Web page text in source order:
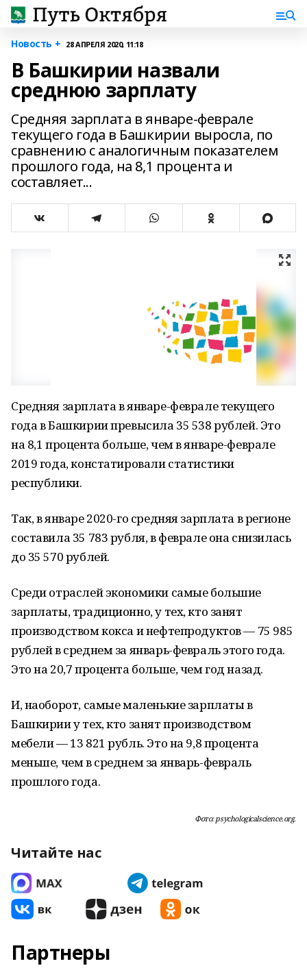
Новость + 28 АПРЕЛЯ 2020, 11:18
В Башкирии назвали
среднюю зарплату
Средняя зарплата в январе-феврале
текущего года в Башкирии выросла, по
сравнению с аналогичным показателем
прошлого года, на 8,1 процента и
составляет...
Средняя зарплата в январе-феврале текущего
года в Башкирии превысила 35 538 рублей. Это
на 8,1 процента больше, чем в январе-феврале
2019 года, констатировали статистики
республики.
Так, в январе 2020-го средняя зарплата в регионе
составила 35 783 рубля, в феврале она снизилась
до 35 570 рублей.
Среди отраслей экономики самые большие
зарплаты, традиционно, у тех, кто занят
производством кокса и нефтепродуктов — 75 985
рублей в среднем за январь-февраль этого года.
Это на 20,7 процента больше, чем год назад.
И, наоборот, самые маленькие зарплаты в
Башкирии у тех, кто занят производством
мебели — 13 821 рубль. Это на 9,8 процента
меньше, чем в среднем за январь-февраль
прошлого года.
Фото: psychologicalscience.org.
Читайте нас
Партнеры